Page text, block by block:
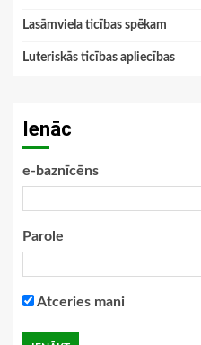
Lasāmviela ticības spēkam
Luteriskās ticības apliecības
Ienāc
e-baznīcēns
Parole
Atceries mani